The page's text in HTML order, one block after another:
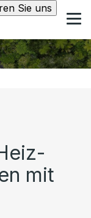
Sie uns
mit